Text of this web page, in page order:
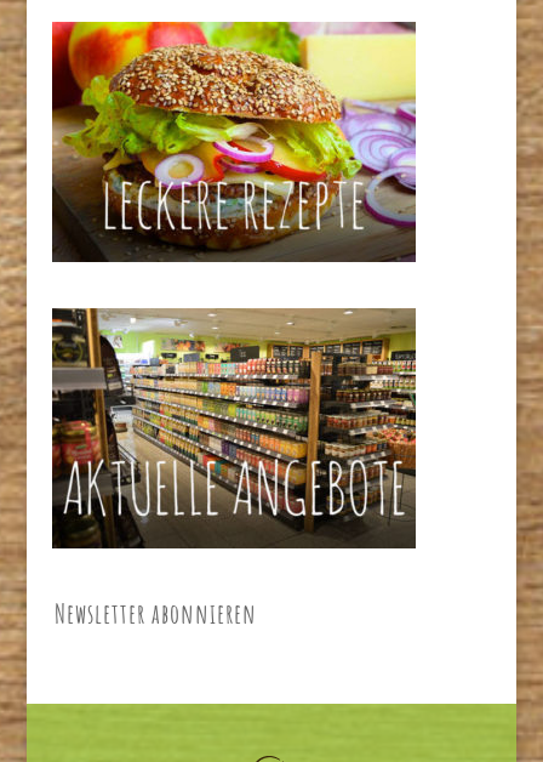
Newsletter abonnieren